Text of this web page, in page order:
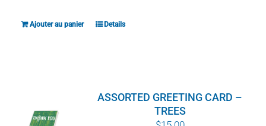
Ajouter au panier Details
ASSORTED GREETING CARD –
TREES